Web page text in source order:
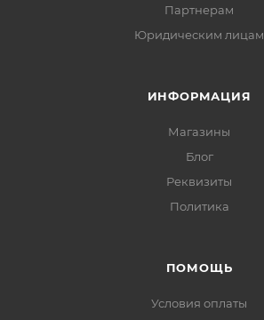
Партнерам
Юридическим лицам
ИНФОРМАЦИЯ
Магазины
Блог
Реквизиты
Политика
ПОМОЩЬ
Условия оплаты